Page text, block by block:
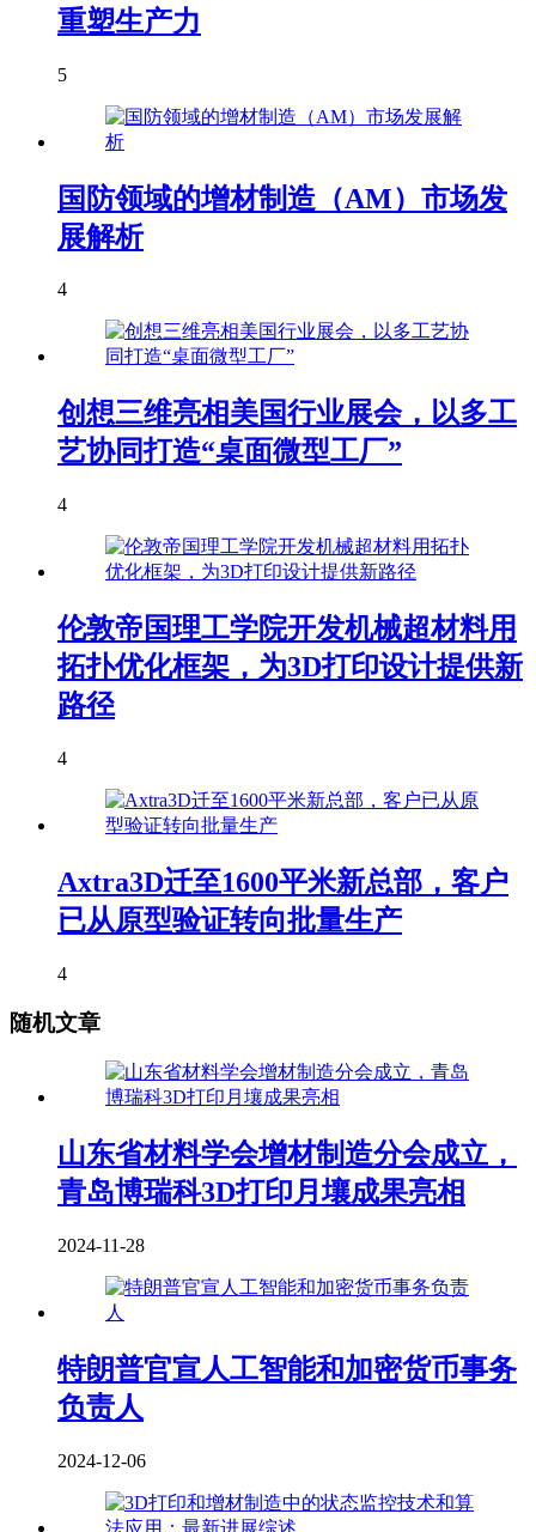
重塑生产力
5
国防领域的增材制造（AM）市场发
展解析
4
创想三维亮相美国行业展会，以多工
艺协同打造“桌面微型工厂”
4
伦敦帝国理工学院开发机械超材料用
拓扑优化框架，为3D打印设计提供新
路径
4
Axtra3D迁至1600平米新总部，客户
已从原型验证转向批量生产
4
随机文章
山东省材料学会增材制造分会成立，
青岛博瑞科3D打印月壤成果亮相
2024-11-28
特朗普官宣人工智能和加密货币事务
负责人
2024-12-06